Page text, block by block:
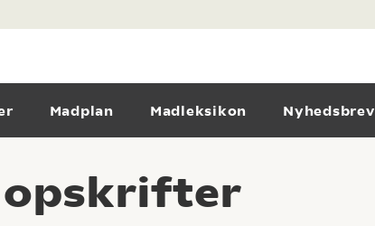
Madplan Madleksikon Nyhedsbrev
opskrifter